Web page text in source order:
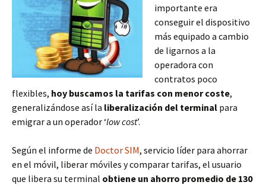
importante era
conseguir el dispositivo
más equipado a cambio
de ligarnos a la
operadora con
contratos poco
flexibles, hoy buscamos la tarifas con menor coste,
generalizándose así la liberalización del terminal para
emigrar a un operador ‘low cost’.
Según el informe de Doctor SIM, servicio líder para ahorrar
en el móvil, liberar móviles y comparar tarifas, el usuario
que libera su terminal obtiene un ahorro promedio de 130